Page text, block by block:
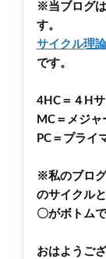
※当ブログは
す。
サイクル理論
です。
4HC＝４Hサ
MC＝メジャ
PC＝プライ
※私のブロ
のサイクル
〇がボトム
おはようご